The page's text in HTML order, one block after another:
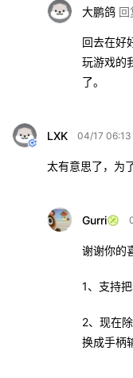
大鹏鸽 回
回去在好
玩游戏的
了。
LXK 04/17 06:13
太有意思了，为
Gurri
谢谢你的
1、支持
2、现在
换成手柄